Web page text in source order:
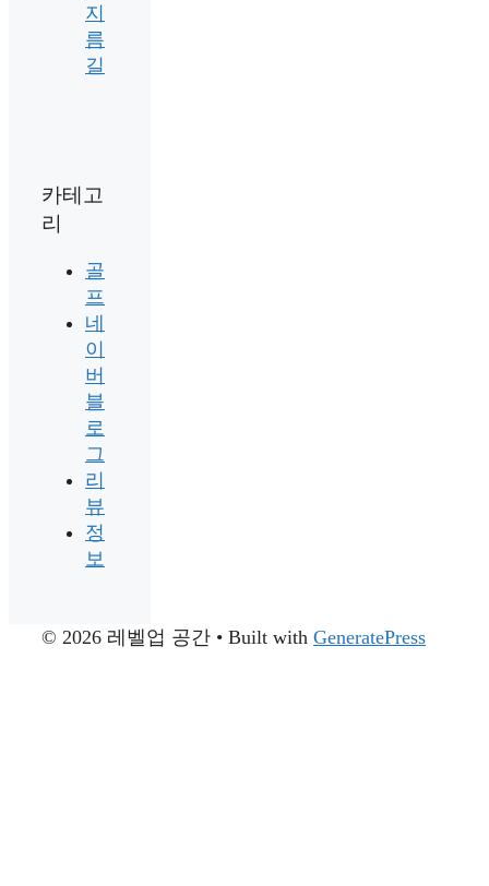
지
름
길
카테고
리
골
프
네
이
버
블
로
그
리
뷰
정
보
© 2026 레벨업 공간 • Built with GeneratePress